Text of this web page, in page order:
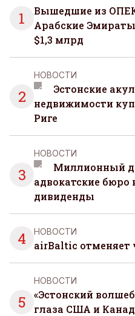
1
Вышедшие из
Арабские
$1,3 млрд
2
НОВОСТИ
Эстонские
недвижимости
Риге
3
НОВОСТИ
Миллионный
адвокатские
дивиденды
4 НОВОСТИ
airBaltic отменяет
5
НОВОСТИ
«Эстонский
глаза США и